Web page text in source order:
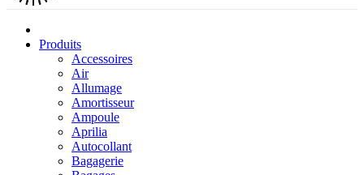
Produits
Accessoires
Air
Allumage
Amortisseur
Ampoule
Aprilia
Autocollant
Bagagerie